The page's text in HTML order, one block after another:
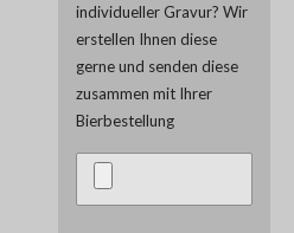
individueller Gravur? Wir
erstellen Ihnen diese
gerne und senden diese
zusammen mit Ihrer
Bierbestellung